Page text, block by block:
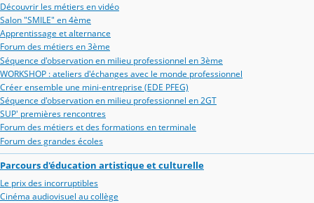
Découvrir les métiers en vidéo
Salon "SMILE" en 4ème
Apprentissage et alternance
Forum des métiers en 3ème
Séquence d'observation en milieu professionnel en 3ème
WORKSHOP : ateliers d'échanges avec le monde professionnel
Créer ensemble une mini-entreprise (EDE PFEG)
Séquence d'observation en milieu professionnel en 2GT
SUP' premières rencontres
Forum des métiers et des formations en terminale
Forum des grandes écoles
Parcours d'éducation artistique et culturelle
Le prix des incorruptibles
Cinéma audiovisuel au collège